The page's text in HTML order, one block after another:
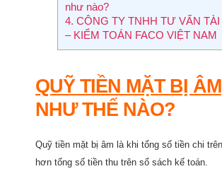
như nào?
4. CÔNG TY TNHH TƯ VẤN TÀI
– KIỂM TOÁN FACO VIỆT NAM
QUỸ TIỀN MẶT BỊ ÂM
NHƯ THẾ NÀO?
Quỹ tiền mặt bị âm là khi tổng số tiền chi
hơn tổng số tiền thu trên sổ sách kế toán.